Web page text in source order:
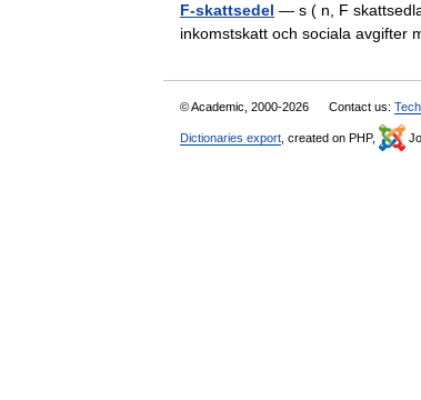
F-skattsedel — s ( n, F
inkomstskatt och sociala
© Academic, 2000-2026 Contact us:
Dictionaries export , created on PHP,